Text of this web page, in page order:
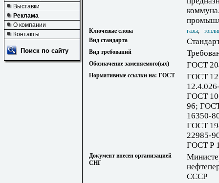
Выставки
Реклама
О компании
Контакты
Поиск по сайту
Ключевые слова газы;
Вид стандарта
Вид требований
Обозначение заменяемого(ых) ГОСТ
Нормативные ссылки на: ГОСТ
ГОСТ
ГОСТ
96;
16350-
ГОСТ
22985-
ГОСТ Р
Документ внесен организацией
СНГ
СССР